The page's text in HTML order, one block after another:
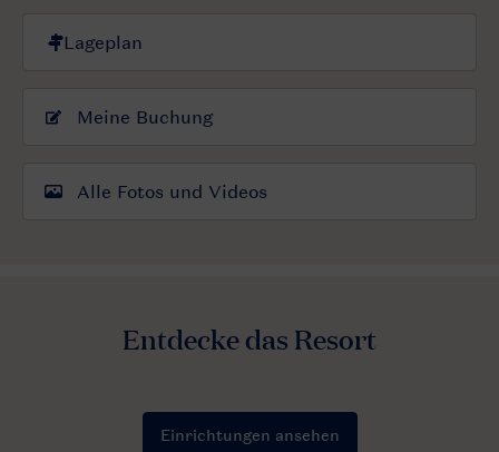
Meine Buchung
Alle Fotos und Videos